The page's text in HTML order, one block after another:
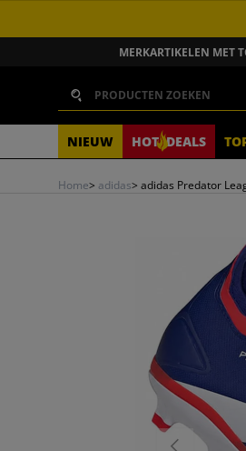
GA NAAR INHOUD
MERKARTIKELEN MET
NIEUW HOT DEALS
Zoeken
Home> adidas> adidas Predator
VORIGE